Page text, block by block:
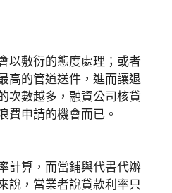
以敷衍的態度處理；或者
高的管道送件，進而讓退
次數越多，融資公司核貸
費申請的機會而已。
計算，而當鋪與代書代辦
說，當業者說貸款利率只